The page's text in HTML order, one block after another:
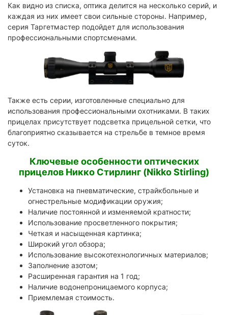
Как видно из списка, оптика делится на несколько серий, и
каждая из них имеет свои сильные стороны. Например,
серия Таргетмастер подойдет для использования
профессиональными спортсменами.
Также есть серии, изготовленные специально для
использования профессиональными охотниками. В таких
прицелах присутствует подсветка прицельной сетки, что
благоприятно сказывается на стрельбе в темное время
суток.
Ключевые особенности оптических
прицелов Никко Стирлинг (Nikko Stirling)
Установка на пневматические, страйкбольные и
огнестрельные модификации оружия;
Наличие постоянной и изменяемой кратности;
Использование просветленного покрытия;
Четкая и насыщенная картинка;
Широкий угол обзора;
Использование высокотехнологичных материалов;
Заполнение азотом;
Расширенная гарантия на 1 год;
Наличие водонепроницаемого корпуса;
Приемлемая стоимость.